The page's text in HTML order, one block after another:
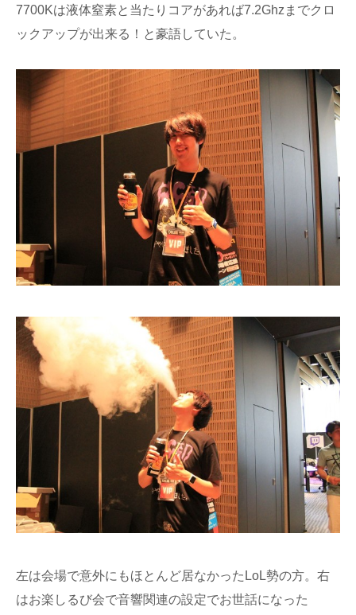
7700Kは液体窒素と当たりコアがあれば7.2Ghzまでクロ
ックアップが出来る！と豪語していた。
左は会場で意外にもほとんど居なかったLoL勢の方。右
はお楽しるび会で音響関連の設定でお世話になった